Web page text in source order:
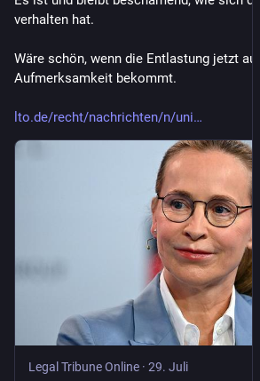
verhalten hat.
Wäre schön, wenn die Entlastung jetzt
Aufmerksamkeit bekommt.
lto.de/recht/nachrichten/n/uni
Legal Tribune Online · 29. Juli